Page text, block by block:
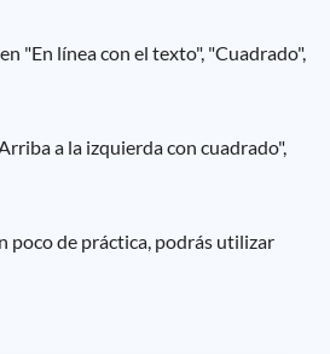
"En línea con el texto", "Cuadrado",
a la izquierda con cuadrado",
poco de práctica, podrás utilizar